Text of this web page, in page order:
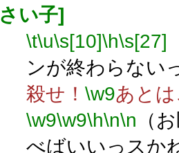
さい子]
\t\u\s[10]\h\s[27]
ンが終わらない
殺せ！ \w9あと
\w9\w9\h\n\n （
べばいいっスか